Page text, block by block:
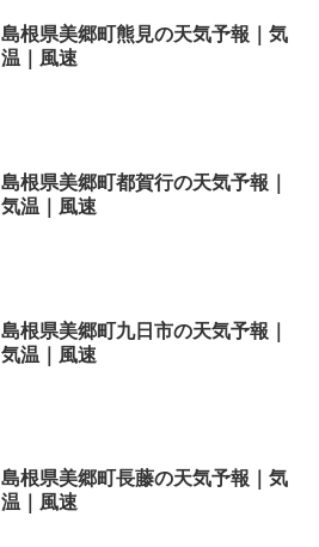
島根県美郷町熊見の天気予報｜気
温｜風速
島根県美郷町都賀行の天気予報｜
気温｜風速
島根県美郷町九日市の天気予報｜
気温｜風速
島根県美郷町長藤の天気予報｜気
温｜風速